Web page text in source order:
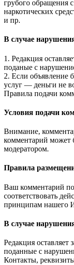
грубого обращения
наркотических
и пр.
В случае
1. Редакция
поданые с
2. Если объявление
услуг — деньги не
Правила подачи
Условия подачи
Внимание,
комментарий может
модератором.
Правила
Ваш комментарий
соответствовать
принципам нашего
В случае
Редакция оставляет
поданные с
Контакты,